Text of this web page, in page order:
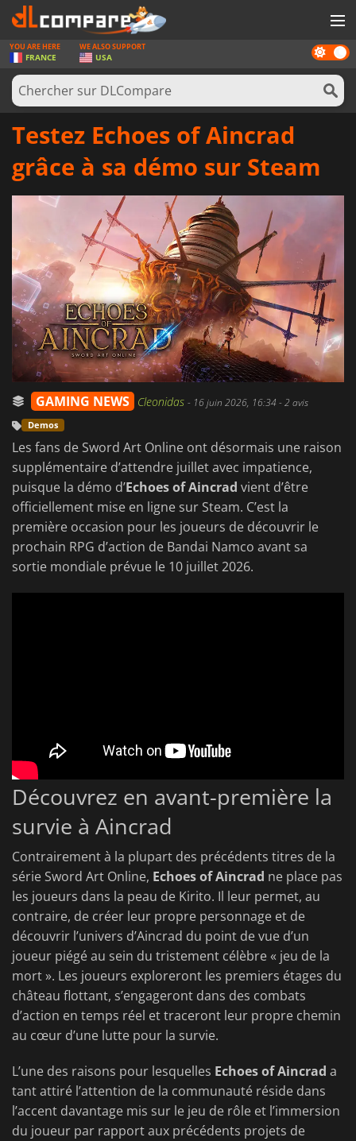
JEUX
CARTES PRÉPAYÉES
LOGICIELS
MATÉRIEL
SE CONNECTER OU S'INSCRIRE
Dark
mode
YOU ARE HERE
FRANCE
WE ALSO SUPPORT
USA
Testez Echoes of Aincrad
grâce à sa démo sur Steam
GAMING NEWS Cleonidas - 16 juin 2026, 16:34- 2 avis
Demos
Les fans de Sword Art Online ont désormais une raison
supplémentaire d’attendre juillet avec impatience,
puisque la démo d’Echoesof Aincrad vient d’être
officiellement mise en ligne sur Steam. C’est la
première occasion pour les joueurs de découvrir le
prochain RPG d’action de Bandai Namco avant sa
sortie mondiale prévue le 10 juillet 2026.
Découvrez en avant-première la
survie à Aincrad
Contrairement à la plupart des précédents titres de la
série Sword Art Online, Echoes of Aincrad ne place pas
les joueurs dans la peau de Kirito. Il leur permet, au
contraire, de créer leur propre personnage et de
découvrir l’univers d’Aincrad du point de vue d’un
joueur piégé au sein du tristement célèbre « jeu de la
mort ». Les joueurs exploreront les premiers étages du
château flottant, s’engageront dans des combats
d’action en temps réel et traceront leur propre chemin
au cœur d’une lutte pour la survie.
L’une des raisons pour lesquelles Echoes of Aincrad a
tant attiré l’attention de la communauté réside dans
l’accent davantage mis sur le jeu de rôle et l’immersion
du joueur par rapport aux précédents projets de